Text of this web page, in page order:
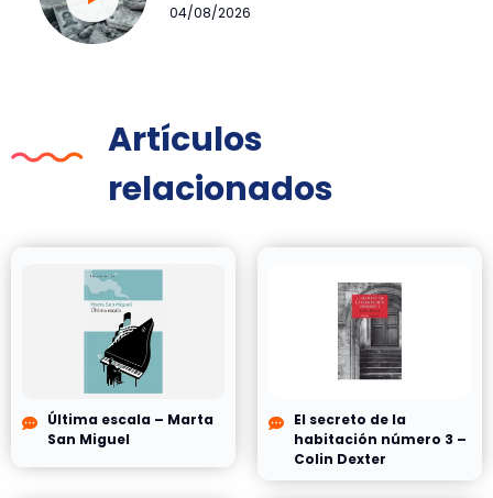
04/08/2026
Artículos
relacionados
Última escala – Marta
San Miguel
El secreto de la
habitación número 3 –
Colin Dexter